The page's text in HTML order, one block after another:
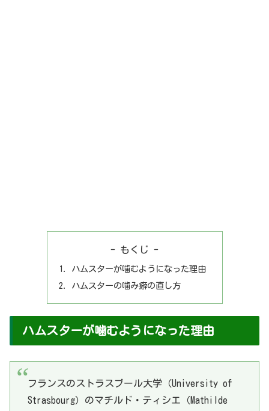
- もくじ -
ハムスターが噛むようになった理由
ハムスターの噛み癖の直し方
ハムスターが噛むようになった理由
フランスのストラスブール大学（University of
Strasbourg）のマチルド・ティシエ（Mathilde